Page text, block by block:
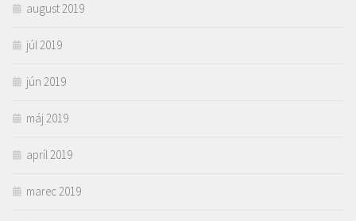
august 2019
júl 2019
jún 2019
máj 2019
apríl 2019
marec 2019